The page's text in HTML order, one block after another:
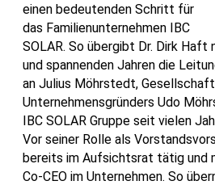
einen bedeutenden Schritt für
das Familienunternehmen IBC
SOLAR. So übergibt Dr. Dirk Haft
und spannenden Jahren die
an Julius Möhrstedt,
Unternehmensgründers Udo
IBC SOLAR Gruppe seit vielen
Vor seiner Rolle als
bereits im Aufsichtsrat tätig und
Co-CEO im Unternehmen. So